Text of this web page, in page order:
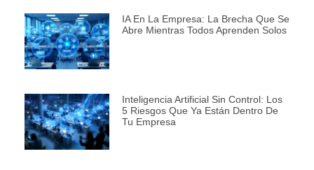
IA En La Empresa: La Brecha Que Se
Abre Mientras Todos Aprenden Solos
Inteligencia Artificial Sin Control: Los
5 Riesgos Que Ya Están Dentro De
Tu Empresa